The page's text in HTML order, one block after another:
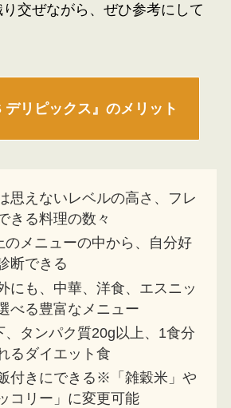
交ぜながら、ぜひ参考にして
デリピックス』のメリット
思えないレベルの高さ、フレ
きる料理の数々
のメニューの中から、自分好
断できる
にも、中華、洋食、エスニッ
べる豊富なメニュー
、タンパク質20g以上、1食分
るダイエット食
付きにできる※「雑穀米」や
コリー」に変更可能